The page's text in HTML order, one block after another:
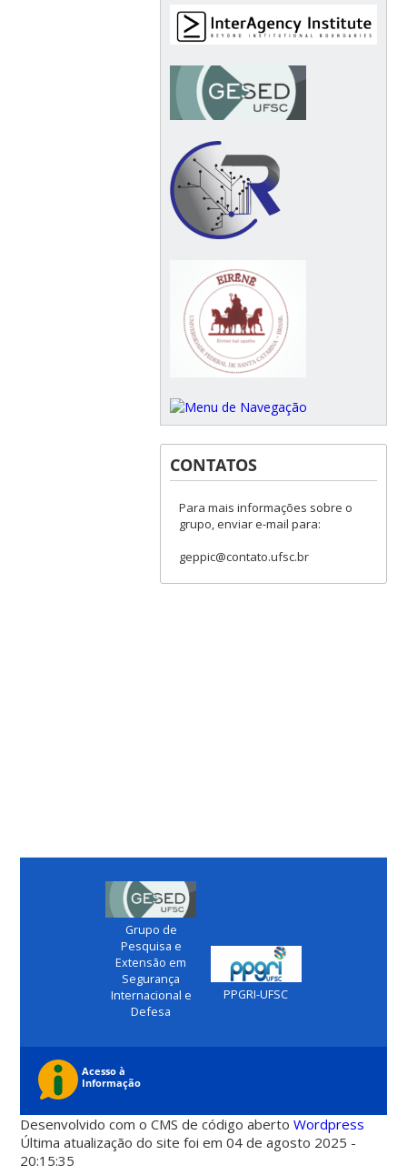
CONTATOS
Para mais informações sobre o
grupo, enviar e-mail para:
geppic@contato.ufsc.br
Grupo de
Pesquisa e
Extensão em
Segurança
Internacional e
Defesa
PPGRI-UFSC
Desenvolvido com o CMS de código abertoWordpress
Última atualização do site foi em 04 de agosto 2025 -
20:15:35